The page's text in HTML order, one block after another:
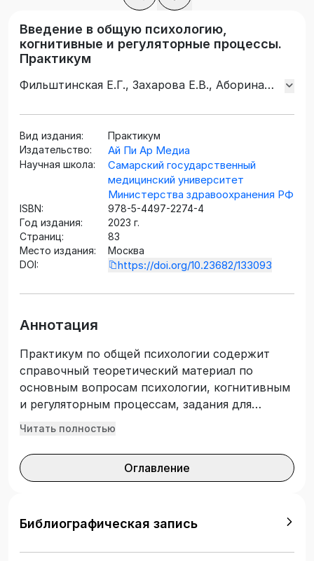
Введение в общую психологию,
когнитивные и регуляторные процессы.
Практикум
Фильштинская Е.Г., Захарова Е.В., Аборина
Вид издания:
Практикум
Издательство:
Ай Пи Ар Медиа
Научная школа:
Самарский государственный
медицинский университет
Министерства здравоохранения РФ
ISBN:
978-5-4497-2274-4
Год издания:
2023 г.
Страниц:
83
Место издания:
Москва
DOI:
https://doi.org/10.23682/133093
Аннотация
Практикум по общей психологии содержит
справочный теоретический материал по
основным вопросам психологии, когнитивным
и регуляторным процессам, задания для
практического выполнения на занятиях,
уровня знаний. Издание предназначено для
изучения и закрепления теоретического
студентами. Практикум подготовлен в
Федерального государственного
Читать полностью
Оглавление
Библиографическая запись